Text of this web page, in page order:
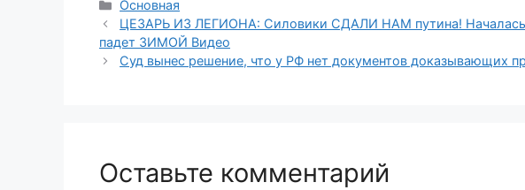
Рубрики
Основная
ЦЕЗАРЬ ИЗ ЛЕГИОНА: Силовики СДАЛИ НАМ путина!
падет ЗИМОЙ Видео
Суд вынес решение, что у РФ нет документов доказывающих
Оставьте комментарий